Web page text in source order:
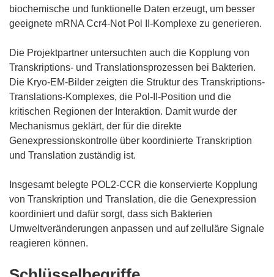
biochemische und funktionelle Daten erzeugt, um besser
geeignete mRNA Ccr4-Not Pol II-Komplexe zu generieren.
Die Projektpartner untersuchten auch die Kopplung von
Transkriptions- und Translationsprozessen bei Bakterien.
Die Kryo-EM-Bilder zeigten die Struktur des Transkriptions-
Translations-Komplexes, die Pol-II-Position und die
kritischen Regionen der Interaktion. Damit wurde der
Mechanismus geklärt, der für die direkte
Genexpressionskontrolle über koordinierte Transkription
und Translation zuständig ist.
Insgesamt belegte POL2-CCR die konservierte Kopplung
von Transkription und Translation, die die Genexpression
koordiniert und dafür sorgt, dass sich Bakterien
Umweltveränderungen anpassen und auf zelluläre Signale
reagieren können.